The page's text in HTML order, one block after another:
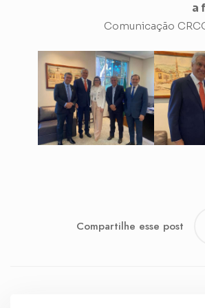
a
Comunicação
Compartilhe esse post